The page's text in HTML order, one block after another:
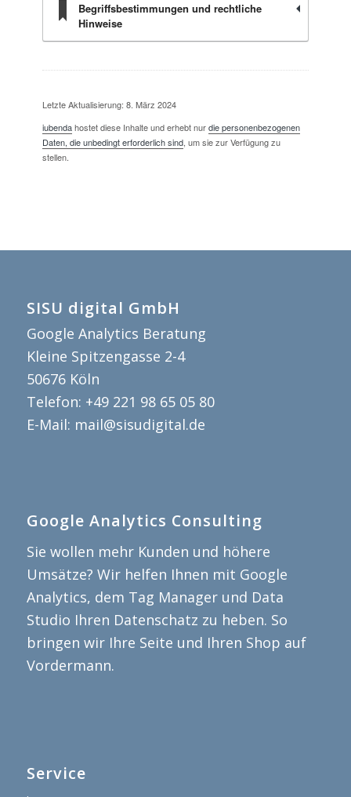
Begriffsbestimmungen und rechtliche
Hinweise
Letzte Aktualisierung: 8. März 2024
iubendahostet diese Inhalte und erhebt nurdie personenbezogenen
Daten, die unbedingt erforderlich sind, um sie zur Verfügung zu
stellen.
SISU digital GmbH
Google Analytics Beratung
Kleine Spitzengasse 2-4
50676 Köln
Telefon: +49 221 98 65 05 80
E-Mail: mail@sisudigital.de
Google Analytics Consulting
Sie wollen mehr Kunden und höhere
Umsätze? Wir helfen Ihnen mit Google
Analytics, dem Tag Manager und Data
Studio Ihren Datenschatz zu heben. So
bringen wir Ihre Seite und Ihren Shop auf
Vordermann.
Service